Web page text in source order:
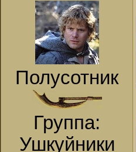
Полусотник
Группа:
Ушкуйники